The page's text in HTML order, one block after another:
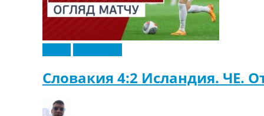
Словакия 4:2 Исландия. ЧЕ.